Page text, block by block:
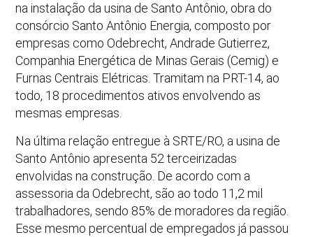
na instalação da usina de Santo Antônio, obra do
consórcio Santo Antônio Energia, composto por
empresas como Odebrecht, Andrade Gutierrez,
Companhia Energética de Minas Gerais (Cemig) e
Furnas Centrais Elétricas. Tramitam na PRT-14, ao
todo, 18 procedimentos ativos envolvendo as
mesmas empresas.
Na última relação entregue à SRTE/RO, a usina de
Santo Antônio apresenta 52 terceirizadas
envolvidas na construção. De acordo com a
assessoria da Odebrecht, são ao todo 11,2 mil
trabalhadores, sendo 85% de moradores da região.
Esse mesmo percentual de empregados já passou